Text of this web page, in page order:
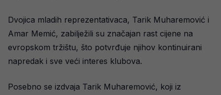
Dvojica mladih reprezentativaca, Tarik Muharemović i
Amar Memić, zabilježili su značajan rast cijene na
evropskom tržištu, što potvrđuje njihov kontinuirani
napredak i sve veći interes klubova.
Posebno se izdvaja Tarik Muharemović, koji iz